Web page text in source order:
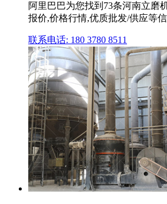
阿里巴巴为您找到73条河南立磨
报价,价格行情,优质批发/供应等信
联系电话: 180 3780 8511